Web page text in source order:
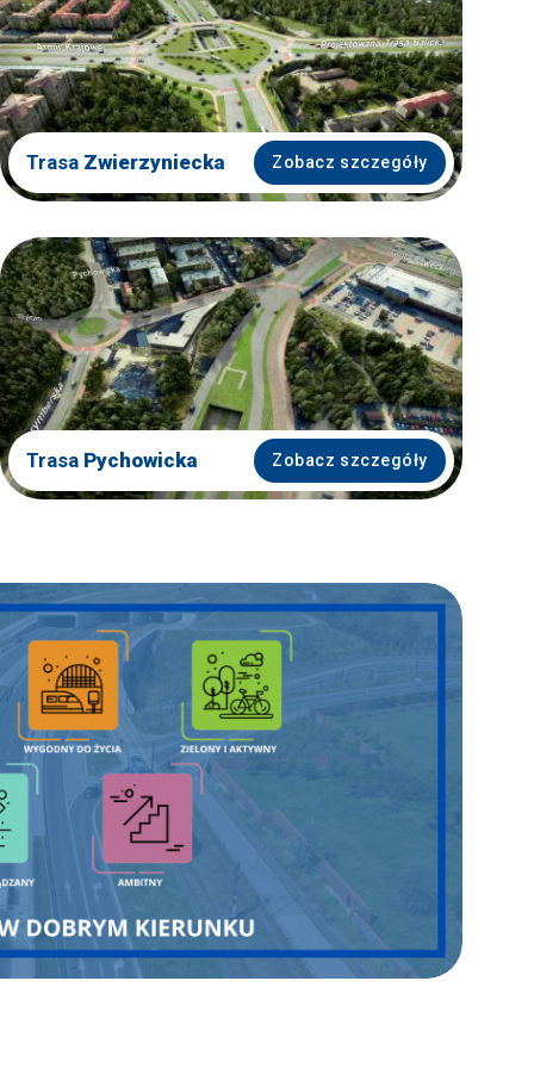
Trasa Zwierzyniecka Zobacz szczegóły
Trasa Pychowicka Zobacz szczegóły